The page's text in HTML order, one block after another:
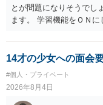
とが問題になりそうでし
ます。 学習機能をＯＮ
する可能性がありますが
般論として抽象化されて
せんので、その情報自
誉棄損として、個人や会
当たるとも思われません
14才の少女への面会
#個人・プライベート
2026年8月4日